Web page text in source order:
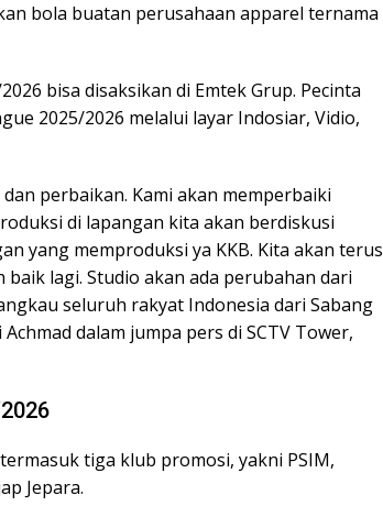
bola buatan perusahaan apparel ternama
bisa disaksikan di Emtek Grup. Pecinta
2025/2026 melalui layar Indosiar, Vidio,
perbaikan. Kami akan memperbaiki
di lapangan kita akan berdiskusi
yang memproduksi ya KKB. Kita akan terus
lagi. Studio akan ada perubahan dari
seluruh rakyat Indonesia dari Sabang
dalam jumpa pers di SCTV Tower,
tiga klub promosi, yakni PSIM,
Jepara.